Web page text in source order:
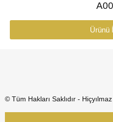
Ürünü
© Tüm Hakları Saklıdır -